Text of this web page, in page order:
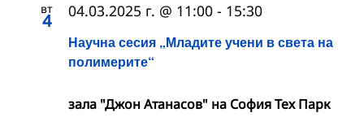
вт
4
Научна сесия „Младите учени в света на
полимерите“
04.03.2025 г. @ 11:00 - 15:30
зала "Джон Атанасов" на София Тех Парк